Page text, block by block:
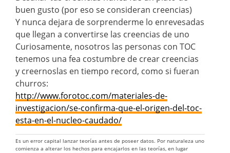
buen gusto (por eso se consideran creencias)
Y nunca dejara de sorprenderme lo enrevesadas
que llegan a convertirse las creencias de uno
Curiosamente, nosotros las personas con TOC
tenemos una fea costumbre de crear creencias
y creernoslas en tiempo record, como si fueran
churros:
http://www.forotoc.com/materiales-de-
investigacion/se-confirma-que-el-origen-del-toc-
esta-en-el-nucleo-caudado/
Es un error capital lanzar teorías antes de poseer datos. Por naturaleza uno
comienza a alterar los hechos para encajarlos en las teorías, en lugar